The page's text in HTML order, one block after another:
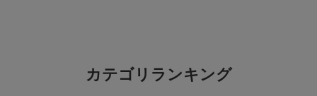
カテゴリランキング